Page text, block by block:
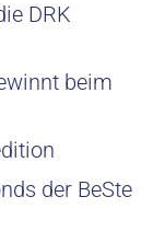
DRK
beim
der BeSte